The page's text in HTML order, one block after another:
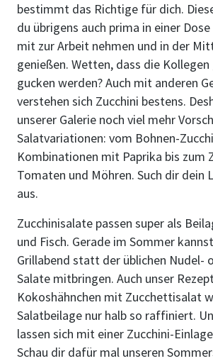
bestimmt das Richtige für dich.
du übrigens auch prima in einer
mit zur Arbeit nehmen und in der
genießen. Wetten, dass die Kollegen
gucken werden? Auch mit anderen
verstehen sich Zucchini bestens.
unserer Galerie noch viel mehr
Salatvariationen: vom Bohnen-
Kombinationen mit Paprika bis zum
Tomaten und Möhren. Such dir dein
aus.
Zucchinisalate passen super als
und Fisch. Gerade im Sommer
Grillabend statt der üblichen Nudel-
Salate mitbringen. Auch unser
Kokoshähnchen mit Zucchettisalat
Salatbeilage nur halb so raffiniert.
lassen sich mit einer Zucchini-
Schau dir dafür mal unseren